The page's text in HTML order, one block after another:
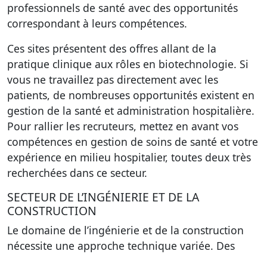
professionnels de santé avec des opportunités
correspondant à leurs compétences.
Ces sites présentent des offres allant de la
pratique clinique aux rôles en biotechnologie. Si
vous ne travaillez pas directement avec les
patients, de nombreuses opportunités existent en
gestion de la santé et administration hospitalière.
Pour rallier les recruteurs, mettez en avant vos
compétences en gestion de soins de santé et votre
expérience en milieu hospitalier, toutes deux très
recherchées dans ce secteur.
SECTEUR DE L’INGÉNIERIE ET DE LA
CONSTRUCTION
Le domaine de l’ingénierie et de la construction
nécessite une approche technique variée. Des